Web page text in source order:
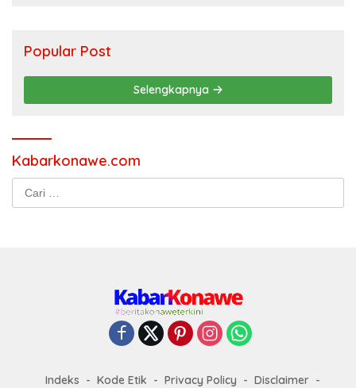
Popular Post
Selengkapnya
Kabarkonawe.com
Cari
untuk:
Indeks Kode Etik Privacy Policy Disclaimer